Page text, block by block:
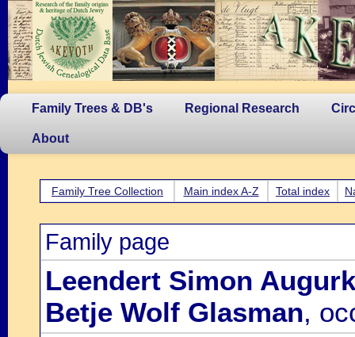
Family Trees & DB's Regional Research
About
Family Tree Collection Main index A-Z Total index
Family page
Leendert Simon Augurk
Betje Wolf Glasman,